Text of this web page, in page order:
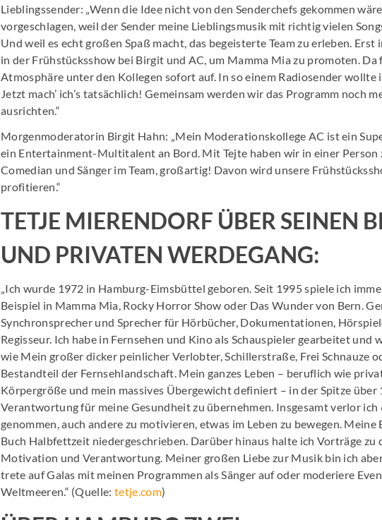
Lieblingssender: „Wenn die Idee nicht von den Senderchefs gekommen
vorgeschlagen, weil der Sender meine Lieblingsmusik mit richtig vielen
Und weil es echt großen Spaß macht, das begeisterte Team zu erleben.
in der Frühstücksshow bei Birgit und AC, um Mamma Mia zu promoten.
Atmosphäre unter den Kollegen sofort auf. In so einem Radiosender wollte
Jetzt mach’ ich’s tatsächlich! Gemeinsam werden wir das Programm noch
ausrichten.“
Morgenmoderatorin Birgit Hahn: „Mein Moderationskollege AC ist ein
ein Entertainment-Multitalent an Bord. Mit Tejte haben wir in einer Person
Comedian und Sänger im Team, großartig! Davon wird unsere
profitieren.“
TETJE MIERENDORF ÜBER SEINEN
UND PRIVATEN WERDEGANG:
„Ich wurde 1972 in Hamburg-Eimsbüttel geboren. Seit 1995 spiele ich
Beispiel in Mamma Mia, Rocky Horror Show oder Das Wunder von Bern.
Synchronsprecher und Sprecher für Hörbücher, Dokumentationen,
Regisseur. Ich habe in Fernsehen und Kino als Schauspieler gearbeitet und
wie Mein großer dicker peinlicher Verlobter, Schillerstraße, Frei Schnauze
Bestandteil der Fernsehlandschaft. Mein ganzes Leben – beruflich wie
Körpergröße und mein massives Übergewicht definiert – in der Spitze über
Verantwortung für meine Gesundheit zu übernehmen. Insgesamt verlor ich
genommen, auch andere zu motivieren, etwas im Leben zu bewegen.
Buch Halbfettzeit niedergeschrieben. Darüber hinaus halte ich Vorträge zu
Motivation und Verantwortung. Meiner großen Liebe zur Musik bin ich
trete auf Galas mit meinen Programmen als Sänger auf oder moderiere
Weltmeeren.“ (Quelle:tetje.com)